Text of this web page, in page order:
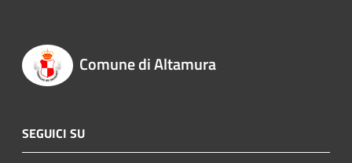
Comune di Altamura
SEGUICI SU